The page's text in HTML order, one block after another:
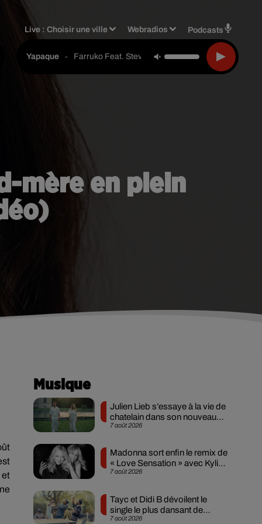
Live :Choisir une ville Webradios Podcasts
Yapaque - Farruko Feat. Steve Aoki & Greecy
mère en plein
ne
Musique
7 août 2026
Julien Lieb s’essaye à la vie de
chatelain dans son nouveau
clip
7 août 2026
Madonna sort enfin le remix de
« Love Sensation » avec Kylie
Minogue
7 août 2026
Tayc et Didi B dévoilent le
single le plus dansant de
l’année